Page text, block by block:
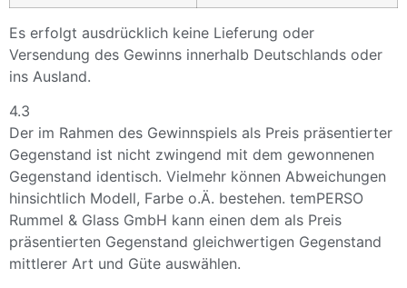
Es erfolgt ausdrücklich keine Lieferung oder
Versendung des Gewinns innerhalb Deutschlands oder
ins Ausland.
4.3
Der im Rahmen des Gewinnspiels als Preis präsentierter
Gegenstand ist nicht zwingend mit dem gewonnenen
Gegenstand identisch. Vielmehr können Abweichungen
hinsichtlich Modell, Farbe o.Ä. bestehen. temPERSO
Rummel & Glass GmbH kann einen dem als Preis
präsentierten Gegenstand gleichwertigen Gegenstand
mittlerer Art und Güte auswählen.